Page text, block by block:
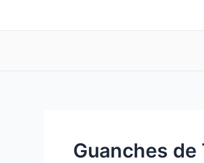
Guanches de